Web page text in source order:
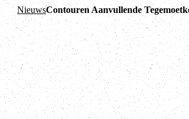
NieuwsContouren Aanvullende